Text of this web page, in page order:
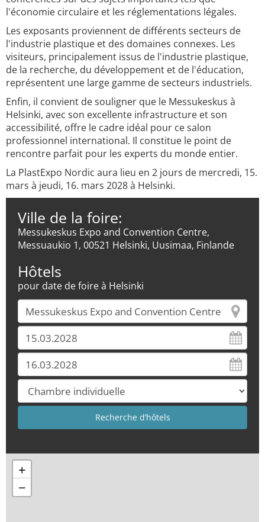
l'économie circulaire et les réglementations légales.
Les exposants proviennent de différents secteurs de
l'industrie plastique et des domaines connexes. Les
visiteurs, principalement issus de l'industrie plastique,
de la recherche, du développement et de l'éducation,
représentent une large gamme de secteurs industriels.
Enfin, il convient de souligner que le Messukeskus à
Helsinki, avec son excellente infrastructure et son
accessibilité, offre le cadre idéal pour ce salon
professionnel international. Il constitue le point de
rencontre parfait pour les experts du monde entier.
La PlastExpo Nordic aura lieu en 2 jours de mercredi, 15.
mars à jeudi, 16. mars 2028 à Helsinki.
Ville de la foire:
Messukeskus Expo and Convention Centre,
Messuaukio 1, 00521 Helsinki, Uusimaa, Finlande
Hôtels
pour date de foire à Helsinki
+
−